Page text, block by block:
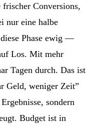
Conversions,
nur eine halbe
Phase ewig —
Los. Mit mehr
Tagen durch. Das ist
Geld, weniger Zeit”
sondern
Budget ist in